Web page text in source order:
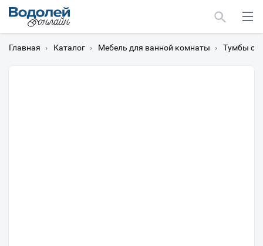
Главная › Каталог › Мебель для ванной комнаты › Тумбы с